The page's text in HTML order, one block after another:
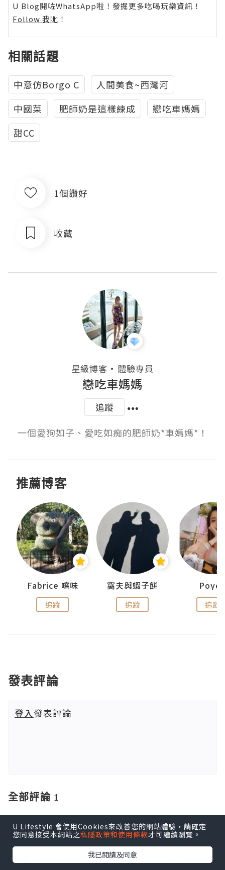
U Blog開咗WhatsApp啦！發掘更多吃喝玩樂資訊！
Follow 我哋 ！
相關話題
中意仿Borgo C
人間美食~西灣河
中國菜
肥師奶是這樣練成
戀吃車媽媽
甜CC
1個讚好
收藏
星級博客 ・ 體驗專員
戀吃車媽媽
追蹤
一個愛狗如子、愛吃如痴的肥師奶*車媽媽*！
推薦博客
Fabrice 嚐味
追蹤
窩夫與蝦子餅
追蹤 追蹤
發表評論
登入發表評論
全部評論 1
y5582jp
2026.07.05
夜 魅 館 女 生東 京大 阪 外 送 上 門[T G + y 5 5 8
U Lifestyle 會使用Cookies來改善您的網站體驗，請確定
您同意接受本網站之私隱政策和使用條款才可繼續瀏覽。
我已閱讀及同意